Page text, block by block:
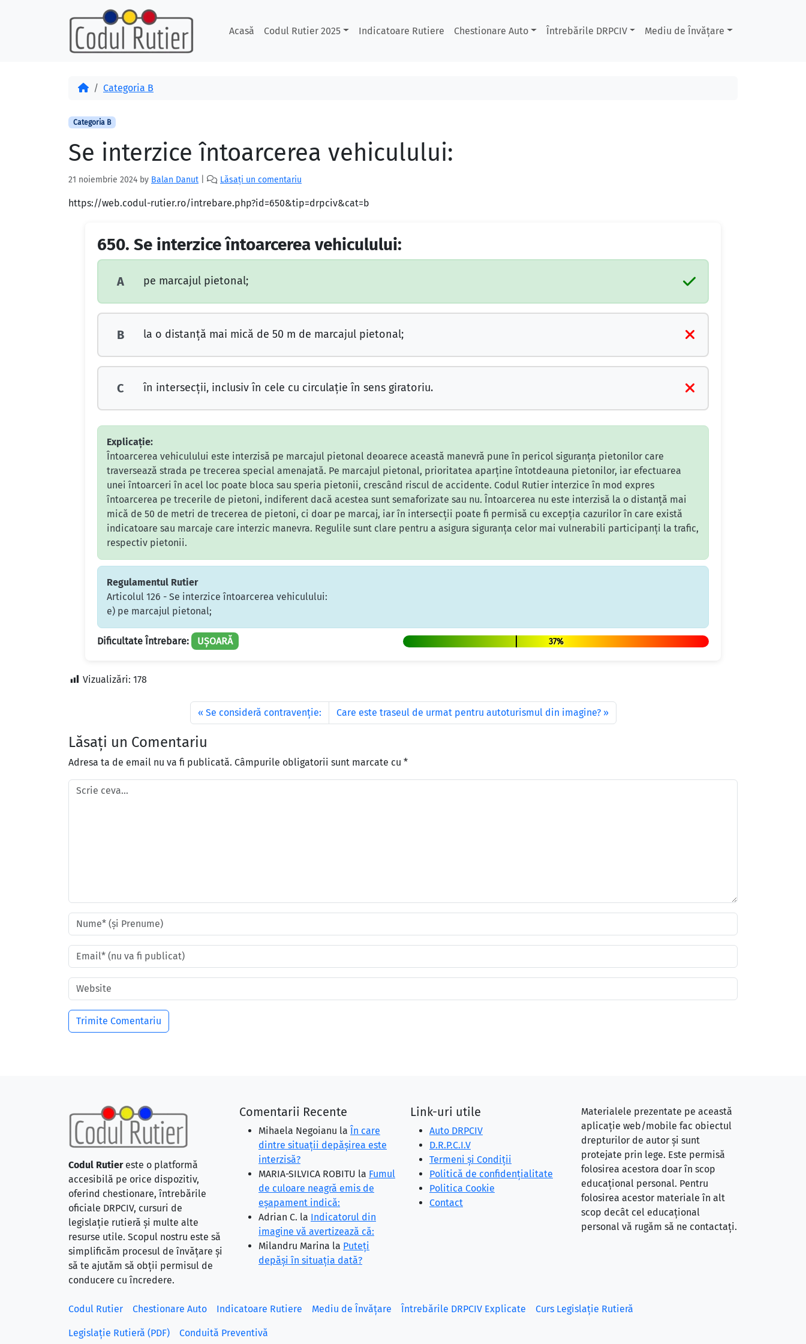
Acasă Codul Rutier 2025 Indicatoare Rutiere Chestionare Auto Întrebările DRPCIV Mediu de Învățare
AcasăCategoria B
Categoria B
Se interzice întoarcerea vehiculului:
21 noiembrie 2024 by Balan Danut Lăsați un comentariu
https://web.codul-rutier.ro/intrebare.php?id=650&tip=drpciv&cat=b
650. Se interzice întoarcerea vehiculului:
A pe marcajul pietonal;
B la o distanţă mai mică de 50 m de marcajul pietonal;
C în intersecţii, inclusiv în cele cu circulaţie în sens giratoriu.
Explicație:
Întoarcerea vehiculului este interzisă pe marcajul pietonal deoarece această manevră pune în pericol siguranța pietonilor care
traversează strada pe trecerea special amenajată. Pe marcajul pietonal, prioritatea aparține întotdeauna pietonilor, iar efectuarea
unei întoarceri în acel loc poate bloca sau speria pietonii, crescând riscul de accidente. Codul Rutier interzice în mod expres
întoarcerea pe trecerile de pietoni, indiferent dacă acestea sunt semaforizate sau nu. Întoarcerea nu este interzisă la o distanță mai
mică de 50 de metri de trecerea de pietoni, ci doar pe marcaj, iar în intersecții poate fi permisă cu excepția cazurilor în care există
indicatoare sau marcaje care interzic manevra. Regulile sunt clare pentru a asigura siguranța celor mai vulnerabili participanți la trafic,
respectiv pietonii.
Regulamentul Rutier
Articolul 126 - Se interzice întoarcerea vehiculului:
e) pe marcajul pietonal;
Dificultate Întrebare: UȘOARĂ 37%
Vizualizări: 178
Se consideră contravenţie: Care este traseul de urmat pentru autoturismul din imagine?
Lăsați un Comentariu
Adresa ta de email nu va fi publicată. Câmpurile obligatorii sunt marcate cu *
Codul Rutiereste o platformă
accesibilă pe orice dispozitiv,
oferind chestionare, întrebările
oficiale DRPCIV, cursuri de
legislație rutieră și multe alte
resurse utile. Scopul nostru este să
simplificăm procesul de învățare și
să te ajutăm să obții permisul de
conducere cu încredere.
Comentarii Recente
Mihaela Negoianu la În care
dintre situaţii depăşirea este
interzisă?
MARIA-SILVICA ROBITU la Fumul
de culoare neagră emis de
eşapament indică:
Adrian C. la Indicatorul din
imagine vă avertizează că:
Milandru Marina la Puteţi
depăşi în situaţia dată?
Link-uri utile
Auto DRPCIV
D.R.P.C.I.V
Termeni și Condiții
Politică de confidențialitate
Politica Cookie
Contact
Materialele prezentate pe această
aplicație web/mobile fac obiectul
drepturilor de autor și sunt
protejate prin lege. Este permisă
folosirea acestora doar în scop
educațional personal. Pentru
folosirea acestor materiale în alt
scop decât cel educațional
personal vă rugăm să ne contactați.
Codul Rutier Chestionare Auto Indicatoare Rutiere Mediu de Învățare Întrebările DRPCIV Explicate Curs Legislație Rutieră
Legislație Rutieră (PDF) Conduită Preventivă